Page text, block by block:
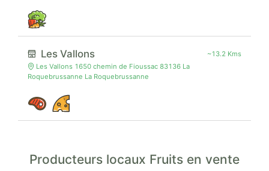
Les Vallons
~13.2 Kms
Les Vallons 1650 chemin de Fioussac 83136 La
Roquebrussanne La Roquebrussanne
Producteurs locaux Fruits en vente